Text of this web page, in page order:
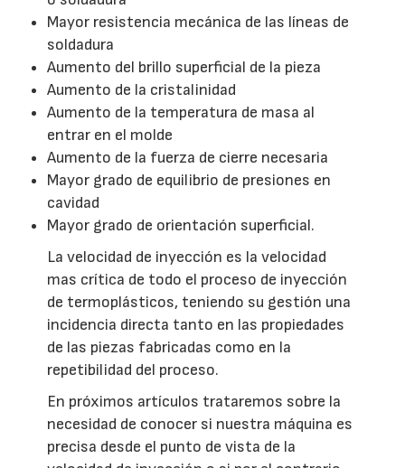
Mayor resistencia mecánica de las líneas de
soldadura
Aumento del brillo superficial de la pieza
Aumento de la cristalinidad
Aumento de la temperatura de masa al
entrar en el molde
Aumento de la fuerza de cierre necesaria
Mayor grado de equilibrio de presiones en
cavidad
Mayor grado de orientación superficial.
La velocidad de inyección es la velocidad
mas crítica de todo el proceso de inyección
de termoplásticos, teniendo su gestión una
incidencia directa tanto en las propiedades
de las piezas fabricadas como en la
repetibilidad del proceso.
En próximos artículos trataremos sobre la
necesidad de conocer si nuestra máquina es
precisa desde el punto de vista de la